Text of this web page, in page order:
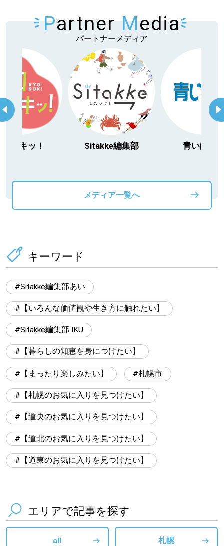
Partner Media
パートナーメディア
日ドキッ！ Sitakke編集部 青いぽす
メディア一覧へ
キーワード
Sitakke編集部あい
【いろんな価値観や生き方に触れたい】
Sitakke編集部 IKU
【暮らしの知恵を身につけたい】
【まったり楽しみたい】 札幌市
【札幌のお気に入りを見つけたい】
【道央のお気に入りを見つけたい】
【道北のお気に入りを見つけたい】
【道東のお気に入りを見つけたい】
エリアで記事を探す
all 札幌